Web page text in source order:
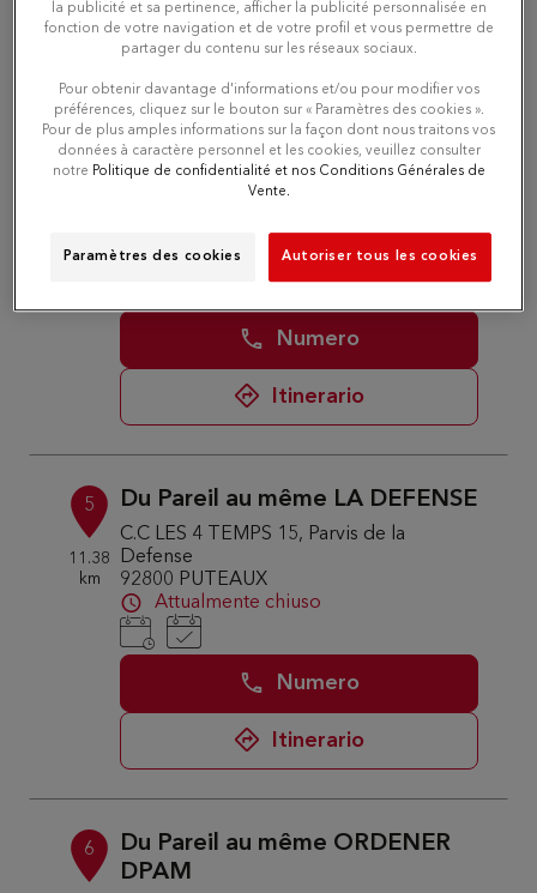
Itinerario
4
Du Pareil au même LA DEFENSE
RER
Attualmente chiuso
Numero
Itinerario
5
11.38
km
Du Pareil au même LA DEFENSE
C.C LES 4 TEMPS 15, Parvis de la
Defense
92800 PUTEAUX
Attualmente chiuso
Numero
Itinerario
6
Du Pareil au même ORDENER
DPAM
la publicité et sa pertinence, afficher la publicité personnalisée en
fonction de votre navigation et de votre profil et vous permettre de
partager du contenu sur les réseaux sociaux.
Pour obtenir davantage d'informations et/ou pour modifier vos
préférences, cliquez sur le bouton sur « Paramètres des cookies ».
Pour de plus amples informations sur la façon dont nous traitons vos
données à caractère personnel et les cookies, veuillez consulter
notre Politique de confidentialité et nos Conditions Générales de
Vente.
Paramètres des cookies Autoriser tous les cookies